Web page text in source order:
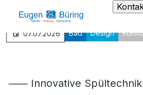
07.07.2026 Bad Design
⸺ Innovative Spültechnik